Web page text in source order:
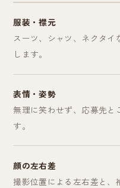
服装・襟元
スーツ、シャツ、ネクタ
します。
表情・姿勢
無理に笑わせず、応募先と
す。
顔の左右差
撮影位置による左右差と、